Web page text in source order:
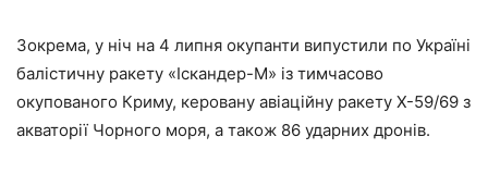
Зокрема, у ніч на 4 липня окупанти випустили по Україні
балістичну ракету «Іскандер-М» із тимчасово
окупованого Криму, керовану авіаційну ракету Х-59/69 з
акваторії Чорного моря, а також 86 ударних дронів.